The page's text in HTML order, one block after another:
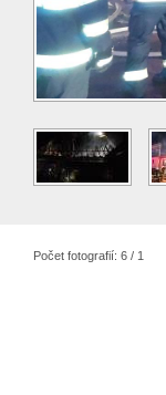
Počet fotografií: 6 / 1